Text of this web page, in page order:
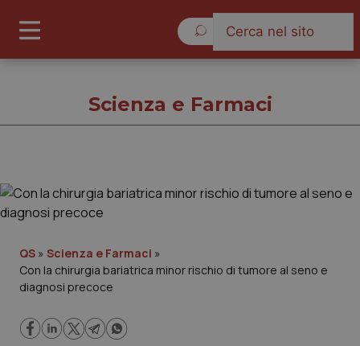
Governo e Parlamento
Regioni e Asl
Scienza e Farmaci
QS » Scienza e Farmaci »
Con la chirurgia bariatrica minor rischio di tumore al seno e
diagnosi precoce